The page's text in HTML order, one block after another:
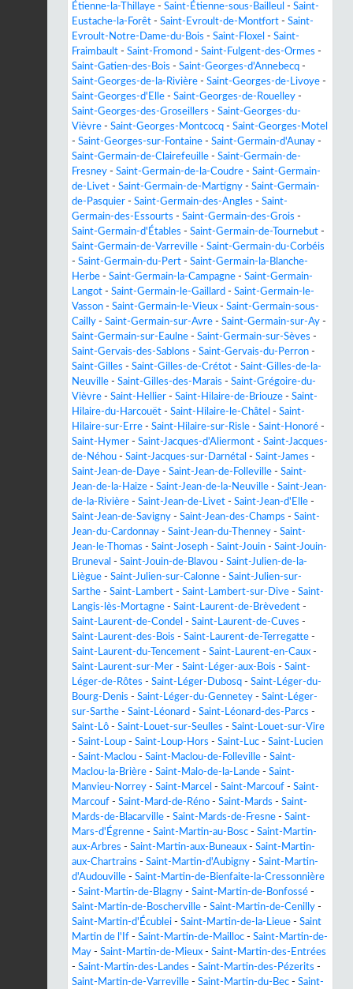
Étienne-la-Thillaye - Saint-Étienne-sous-Bailleul - Saint-
Eustache-la-Forêt - Saint-Evroult-de-Montfort - Saint-
Evroult-Notre-Dame-du-Bois - Saint-Floxel - Saint-
Fraimbault - Saint-Fromond - Saint-Fulgent-des-Ormes -
Saint-Gatien-des-Bois - Saint-Georges-d'Annebecq -
Saint-Georges-de-la-Rivière - Saint-Georges-de-Livoye -
Saint-Georges-d'Elle - Saint-Georges-de-Rouelley -
Saint-Georges-des-Groseillers - Saint-Georges-du-
Vièvre - Saint-Georges-Montcocq - Saint-Georges-Motel
- Saint-Georges-sur-Fontaine - Saint-Germain-d'Aunay -
Saint-Germain-de-Clairefeuille - Saint-Germain-de-
Fresney - Saint-Germain-de-la-Coudre - Saint-Germain-
de-Livet - Saint-Germain-de-Martigny - Saint-Germain-
de-Pasquier - Saint-Germain-des-Angles - Saint-
Germain-des-Essourts - Saint-Germain-des-Grois -
Saint-Germain-d'Étables - Saint-Germain-de-Tournebut -
Saint-Germain-de-Varreville - Saint-Germain-du-Corbéis
- Saint-Germain-du-Pert - Saint-Germain-la-Blanche-
Herbe - Saint-Germain-la-Campagne - Saint-Germain-
Langot - Saint-Germain-le-Gaillard - Saint-Germain-le-
Vasson - Saint-Germain-le-Vieux - Saint-Germain-sous-
Cailly - Saint-Germain-sur-Avre - Saint-Germain-sur-Ay -
Saint-Germain-sur-Eaulne - Saint-Germain-sur-Sèves -
Saint-Gervais-des-Sablons - Saint-Gervais-du-Perron -
Saint-Gilles - Saint-Gilles-de-Crétot - Saint-Gilles-de-la-
Neuville - Saint-Gilles-des-Marais - Saint-Grégoire-du-
Vièvre - Saint-Hellier - Saint-Hilaire-de-Briouze - Saint-
Hilaire-du-Harcouët - Saint-Hilaire-le-Châtel - Saint-
Hilaire-sur-Erre - Saint-Hilaire-sur-Risle - Saint-Honoré -
Saint-Hymer - Saint-Jacques-d'Aliermont - Saint-Jacques-
de-Néhou - Saint-Jacques-sur-Darnétal - Saint-James -
Saint-Jean-de-Daye - Saint-Jean-de-Folleville - Saint-
Jean-de-la-Haize - Saint-Jean-de-la-Neuville - Saint-Jean-
de-la-Rivière - Saint-Jean-de-Livet - Saint-Jean-d'Elle -
Saint-Jean-de-Savigny - Saint-Jean-des-Champs - Saint-
Jean-du-Cardonnay - Saint-Jean-du-Thenney - Saint-
Jean-le-Thomas - Saint-Joseph - Saint-Jouin - Saint-Jouin-
Bruneval - Saint-Jouin-de-Blavou - Saint-Julien-de-la-
Liègue - Saint-Julien-sur-Calonne - Saint-Julien-sur-
Sarthe - Saint-Lambert - Saint-Lambert-sur-Dive - Saint-
Langis-lès-Mortagne - Saint-Laurent-de-Brèvedent -
Saint-Laurent-de-Condel - Saint-Laurent-de-Cuves -
Saint-Laurent-des-Bois - Saint-Laurent-de-Terregatte -
Saint-Laurent-du-Tencement - Saint-Laurent-en-Caux -
Saint-Laurent-sur-Mer - Saint-Léger-aux-Bois - Saint-
Léger-de-Rôtes - Saint-Léger-Dubosq - Saint-Léger-du-
Bourg-Denis - Saint-Léger-du-Gennetey - Saint-Léger-
sur-Sarthe - Saint-Léonard - Saint-Léonard-des-Parcs -
Saint-Lô - Saint-Louet-sur-Seulles - Saint-Louet-sur-Vire
- Saint-Loup - Saint-Loup-Hors - Saint-Luc - Saint-Lucien
- Saint-Maclou - Saint-Maclou-de-Folleville - Saint-
Maclou-la-Brière - Saint-Malo-de-la-Lande - Saint-
Manvieu-Norrey - Saint-Marcel - Saint-Marcouf - Saint-
Marcouf - Saint-Mard-de-Réno - Saint-Mards - Saint-
Mards-de-Blacarville - Saint-Mards-de-Fresne - Saint-
Mars-d'Égrenne - Saint-Martin-au-Bosc - Saint-Martin-
aux-Arbres - Saint-Martin-aux-Buneaux - Saint-Martin-
aux-Chartrains - Saint-Martin-d'Aubigny - Saint-Martin-
d'Audouville - Saint-Martin-de-Bienfaite-la-Cressonnière
- Saint-Martin-de-Blagny - Saint-Martin-de-Bonfossé -
Saint-Martin-de-Boscherville - Saint-Martin-de-Cenilly -
Saint-Martin-d'Écublei - Saint-Martin-de-la-Lieue - Saint
Martin de l'If - Saint-Martin-de-Mailloc - Saint-Martin-de-
May - Saint-Martin-de-Mieux - Saint-Martin-des-Entrées
- Saint-Martin-des-Landes - Saint-Martin-des-Pézerits -
Saint-Martin-de-Varreville - Saint-Martin-du-Bec - Saint-